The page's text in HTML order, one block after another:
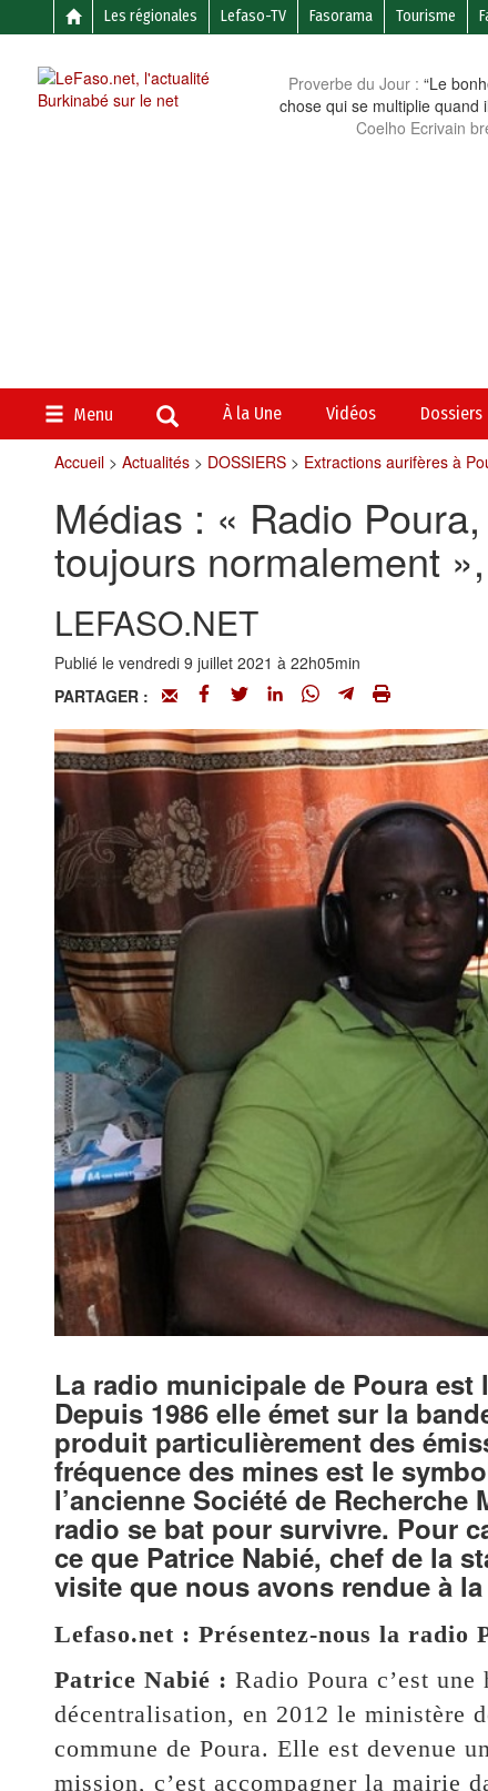
Les régionales Lefaso-TV Fasorama Tourisme
Proverbe du Jour : “Le
chose qui se multiplie quand
Coelho Ecrivain
Menu À la Une Vidéos Dossiers
Accueil> Actualités> DOSSIERS> Extractions aurifères à
Médias : « Radio
toujours normalement
LEFASO.NET
Publié le vendredi 9 juillet 2021 à 22h05min
PARTAGER :
La radio municipale de Poura est
Depuis 1986 elle émet sur la
produit particulièrement des
fréquence des mines est le
l’ancienne Société de Recherche
radio se bat pour survivre. Pour
ce que Patrice Nabié, chef de la
visite que nous avons rendue à
Lefaso.net : Présentez-nous la radio
Patrice Nabié : Radio Poura c’est
décentralisation, en 2012 le ministère
commune de Poura. Elle est devenue
mission, c’est accompagner la mairie